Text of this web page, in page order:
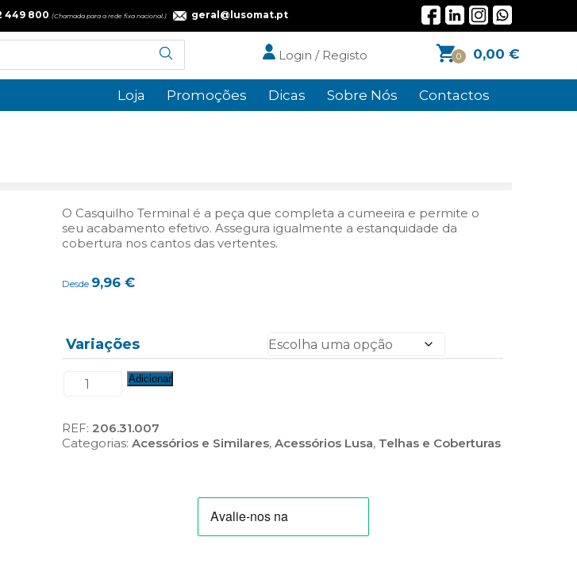
449 800 (Chamada para a rede fixa nacional.) geral@lusomat.pt
0 0,00 €
Login / Registo
Loja Promoções Dicas Sobre Nós Contactos
O Casquilho Terminal é a peça que completa a cumeeira e permite o
seu acabamento efetivo. Assegura igualmente a estanquidade da
cobertura nos cantos das vertentes.
Desde 9,96€
Variações
Quantidade
Terminal
Concha
Adicionar
REF: 206.31.007
Categorias:Acessórios e Similares,Acessórios Lusa, Telhas e Coberturas